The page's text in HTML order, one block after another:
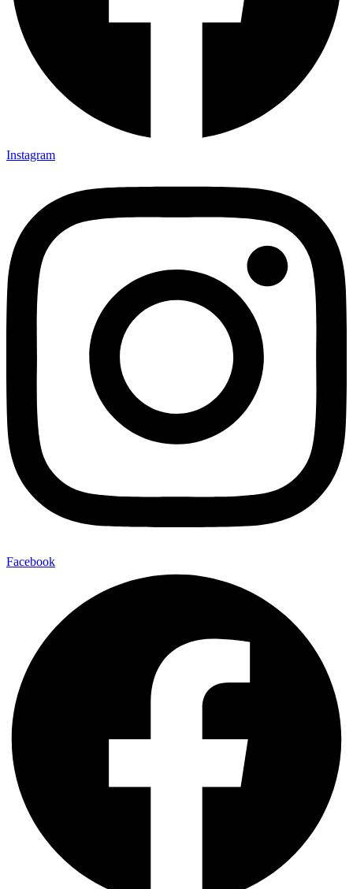
Instagram
Facebook